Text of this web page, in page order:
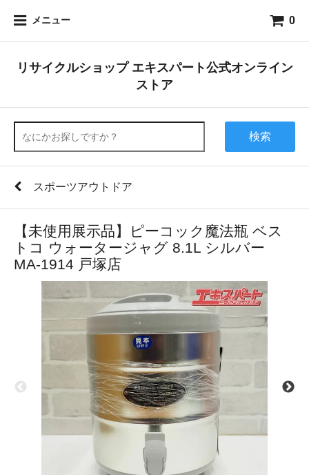
メニュー 0
リサイクルショップ エキスパート公式オンライン
ストア
検索
スポーツアウトドア
【未使用展示品】ピーコック魔法瓶 ベス
トコ ウォータージャグ 8.1L シルバー
MA-1914 戸塚店